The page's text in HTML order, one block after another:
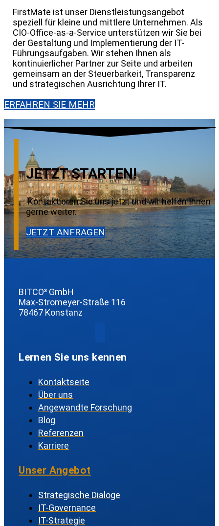
FirstMate ist unser Dienstleistungsangebot
speziell für kleine und mittlere Unternehmen. Als
CIO-Office-as-a-Service unterstützen wir Sie bei
der Gestaltung und Implementierung der IT-
Führungsaufgaben. Wir stehen Ihnen als
kontinuierlicher Partner zur Seite und arbeiten
gemeinsam an der Steuerbarkeit, Transparenz
und strategischen Ausrichtung Ihrer IT.
ERFAHREN SIE MEHR
JETZT STARTEN!
Kontaktieren Sie uns jetzt und wir helfen Ihnen
gerne weiter.
JETZT ANFRAGEN
BITCO³ GmbH
Max-Stromeyer-Straße 116
78467 Konstanz
Lernen Sie uns kennen
Kontaktseite
Über uns
Angewandte Forschung
Blog
Referenzen
Karriere
Unser Angebot
Strategische Dialoge
IT-Governance
IT-Strategie